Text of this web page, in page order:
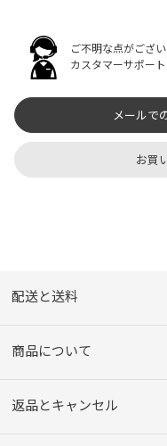
ご不明な点がござ
カスタマーサポー
メールで
お買
配送と送料
商品について
返品とキャンセル